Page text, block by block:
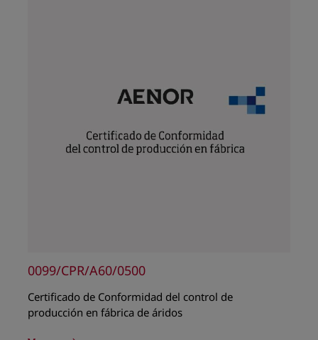
0099/CPR/A60/0500
Certificado de Conformidad del control de
producción en fábrica de áridos